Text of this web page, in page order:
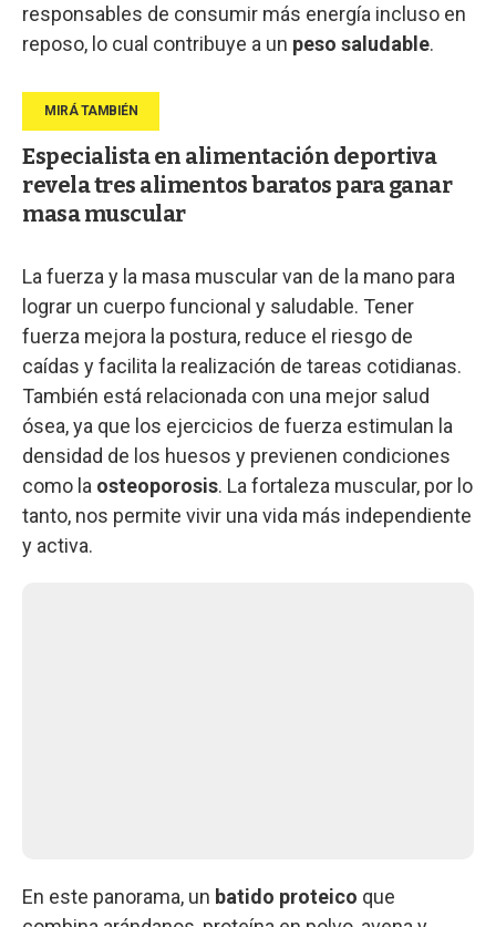
responsables de consumir más energía incluso en
reposo, lo cual contribuye a un peso saludable.
Especialista en alimentación deportiva
revela tres alimentos baratos para ganar
masa muscular
La fuerza y la masa muscular van de la mano para
lograr un cuerpo funcional y saludable. Tener
fuerza mejora la postura, reduce el riesgo de
caídas y facilita la realización de tareas cotidianas.
También está relacionada con una mejor salud
ósea, ya que los ejercicios de fuerza estimulan la
densidad de los huesos y previenen condiciones
como la osteoporosis. La fortaleza muscular, por lo
tanto, nos permite vivir una vida más independiente
y activa.
En este panorama, un batido proteico que